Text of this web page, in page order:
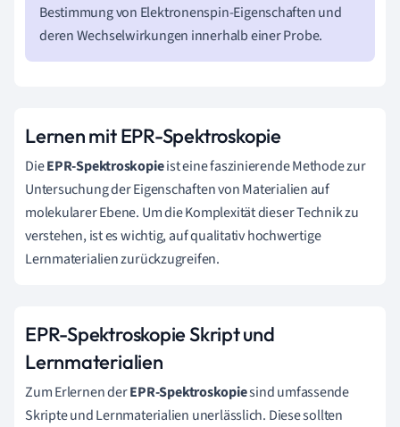
Bestimmung von Elektronenspin-Eigenschaften und
deren Wechselwirkungen innerhalb einer Probe.
Lernen mit EPR-Spektroskopie
DieEPR-Spektroskopieist eine faszinierende Methode zur
Untersuchung der Eigenschaften von Materialien auf
molekularer Ebene. Um die Komplexität dieser Technik zu
verstehen, ist es wichtig, auf qualitativ hochwertige
Lernmaterialien zurückzugreifen.
EPR-Spektroskopie Skript und
Lernmaterialien
Zum Erlernen derEPR-Spektroskopiesind umfassende
Skripte und Lernmaterialien unerlässlich. Diese sollten